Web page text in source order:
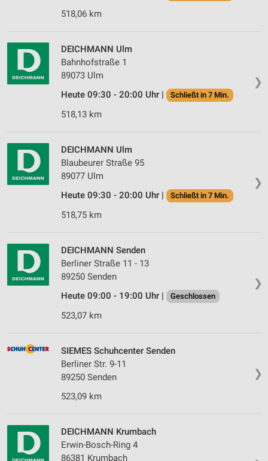
518,06 km
❯
DEICHMANN Ulm
Bahnhofstraße 1
89073 Ulm
Heute 09:30 - 20:00 Uhr |
Schließt in 7 Min.
518,13 km
❯
DEICHMANN Ulm
Blaubeurer Straße 95
89077 Ulm
Heute 09:30 - 20:00 Uhr |
Schließt in 7 Min.
518,75 km
❯
DEICHMANN Senden
Berliner Straße 11 - 13
89250 Senden
Heute 09:00 - 19:00 Uhr |
Geschlossen
523,07 km
❯
SIEMES Schuhcenter Senden
Berliner Str. 9-11
89250 Senden
523,09 km
DEICHMANN Krumbach
Erwin-Bosch-Ring 4
86381 Krumbach